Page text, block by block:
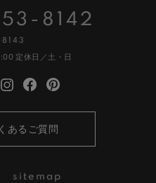
sitemap
8142
定休日／土・日
あるご質問